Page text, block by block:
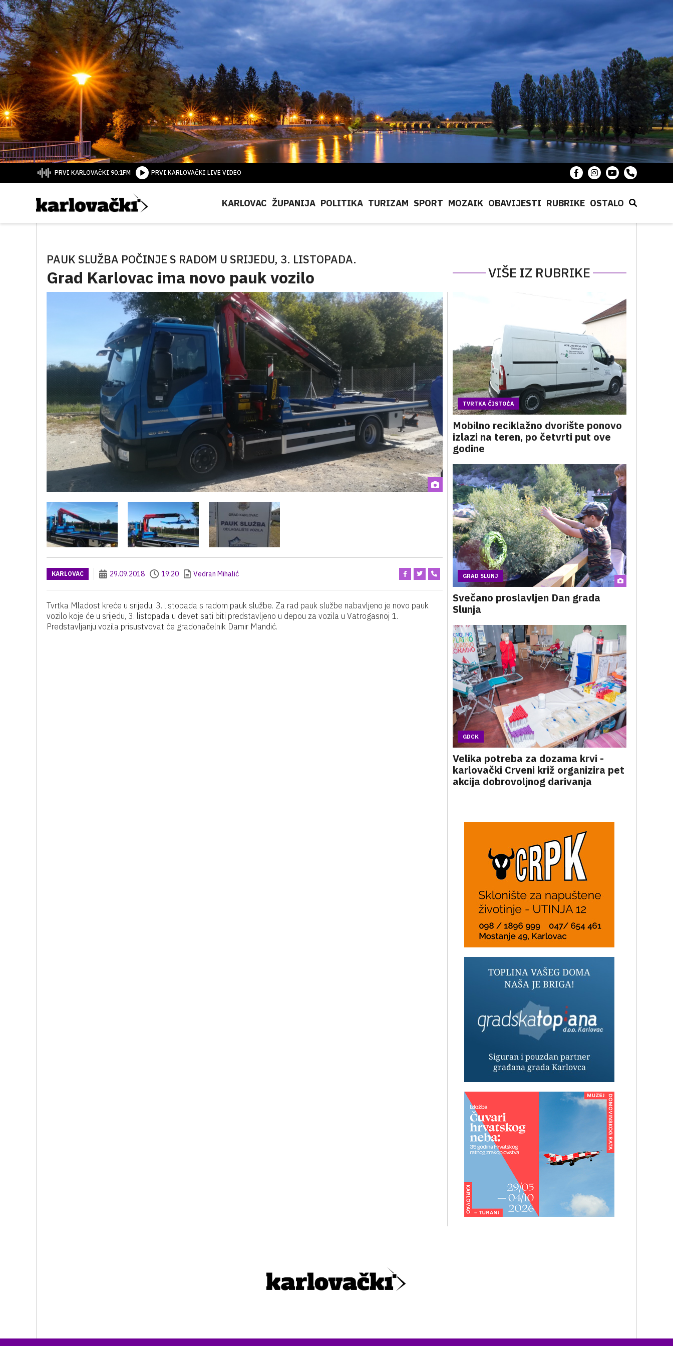
PRVI KARLOVAČKI 90.1FM PRVI KARLOVAČKI LIVE VIDEO
KARLOVAC ŽUPANIJA POLITIKA TURIZAM SPORT MOZAIK OBAVIJESTI RUBRIKE OSTALO
PAUK SLUŽBA POČINJE S RADOM U SRIJEDU, 3. LISTOPADA.
Grad Karlovac ima novo pauk vozilo VIŠE IZ RUBRIKE
KARLOVAC 29.09.2018 19:20 Vedran Mihalić
Tvrtka Mladost kreće u srijedu, 3. listopada s radom pauk službe. Za rad pauk službe nabavljeno je novo pauk
vozilo koje će u srijedu, 3. listopada u devet sati biti predstavljeno u depou za vozila u Vatrogasnoj 1.
Predstavljanju vozila prisustvovat će gradonačelnik Damir Mandić.
TVRTKA ČISTOĆA
Mobilno reciklažno dvorište ponovo
izlazi na teren, po četvrti put ove
godine
GRAD SLUNJ
Svečano proslavljen Dan grada
Slunja
GDCK
Velika potreba za dozama krvi -
karlovački Crveni križ organizira pet
akcija dobrovoljnog darivanja